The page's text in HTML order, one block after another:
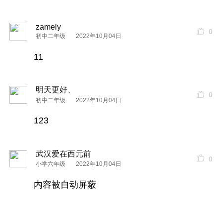
zamely
初中二年级 2022年10月04日
0
11
明天更好、
初中二年级 2022年10月04日
0
123
武汉爱在西元前
小学六年级 2022年10月04日
0
内容被自动屏蔽